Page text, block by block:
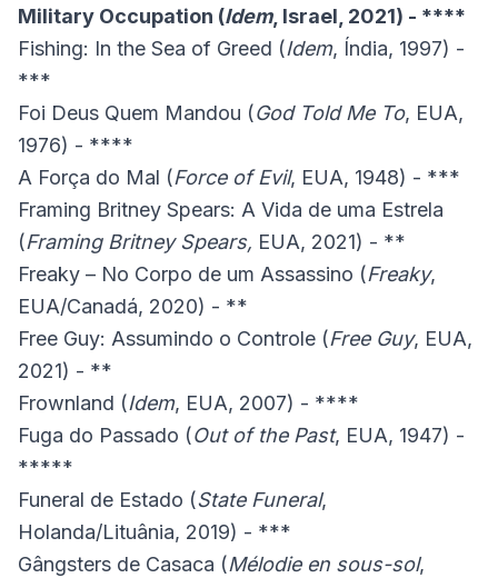
Military Occupation (Idem, Israel, 2021) - ****
Fishing: In the Sea of Greed (Idem, Índia, 1997) -
***
Foi Deus Quem Mandou (God Told Me To, EUA,
1976) - ****
A Força do Mal (Force of Evil, EUA, 1948) - ***
Framing Britney Spears: A Vida de uma Estrela
(Framing Britney Spears, EUA, 2021) - **
Freaky – No Corpo de um Assassino (Freaky,
EUA/Canadá, 2020) - **
Free Guy: Assumindo o Controle (Free Guy, EUA,
2021) - **
Frownland (Idem, EUA, 2007) - ****
Fuga do Passado (Out of the Past, EUA, 1947) -
*****
Funeral de Estado (State Funeral,
Holanda/Lituânia, 2019) - ***
Gângsters de Casaca (Mélodie en sous-sol,